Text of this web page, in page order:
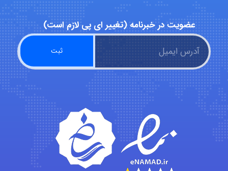
shbnm72
Minoo1375
Sara
ZAK
عضویت در خبرنامه (تغییر ای پی لازم است)